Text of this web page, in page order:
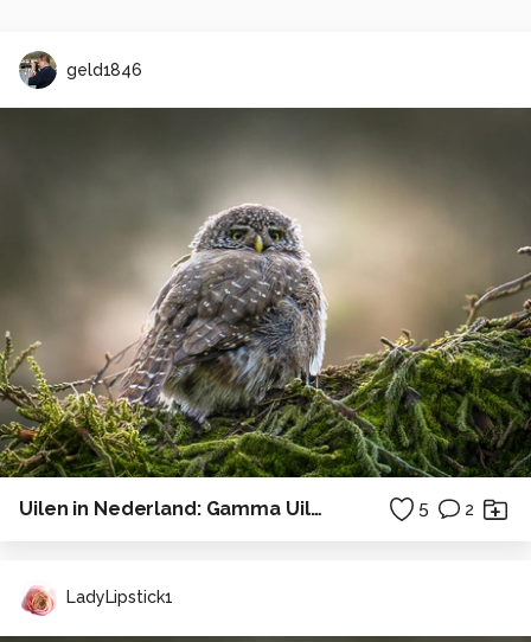
geld1846
Uilen in Nederland: Gamma Uiltje. 5 2
LadyLipstick1